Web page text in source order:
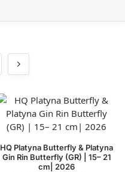
HQ Platyna Butterfly & Platyna
Gin Rin Butterfly (GR) | 15– 21
cm| 2026